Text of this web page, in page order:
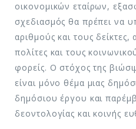
οικονομικών εταίρων,
σχεδιασμός θα πρέπει να
αριθμούς και τους
πολίτες και τους
φορείς. Ο στόχος της
είναι μόνο θέμα μιας
δημόσιου έργου και
δεοντολογίας και κοινής